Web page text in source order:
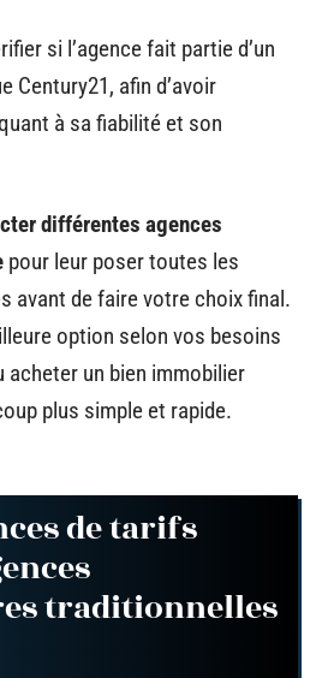
si l’agence fait partie d’un
Century21, afin d’avoir
à sa fiabilité et son
différentes agences
pour leur poser toutes les
avant de faire votre choix final.
option selon vos besoins
acheter un bien immobilier
plus simple et rapide.
de tarifs
traditionnelles